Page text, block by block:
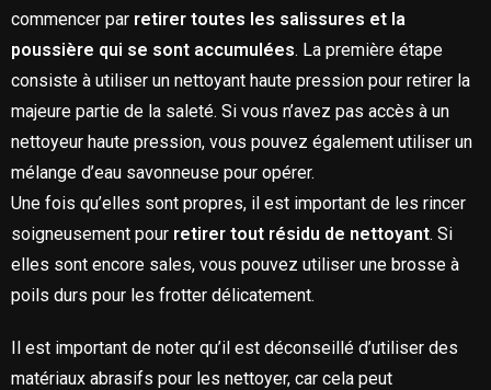
commencer par retirer toutes les salissures et la
poussière qui se sont accumulées. La première étape
consiste à utiliser un nettoyant haute pression pour retirer la
majeure partie de la saleté. Si vous n’avez pas accès à un
nettoyeur haute pression, vous pouvez également utiliser un
mélange d’eau savonneuse pour opérer.
Une fois qu’elles sont propres, il est important de les rincer
soigneusement pour retirer tout résidu de nettoyant. Si
elles sont encore sales, vous pouvez utiliser une brosse à
poils durs pour les frotter délicatement.
Il est important de noter qu’il est déconseillé d’utiliser des
matériaux abrasifs pour les nettoyer, car cela peut